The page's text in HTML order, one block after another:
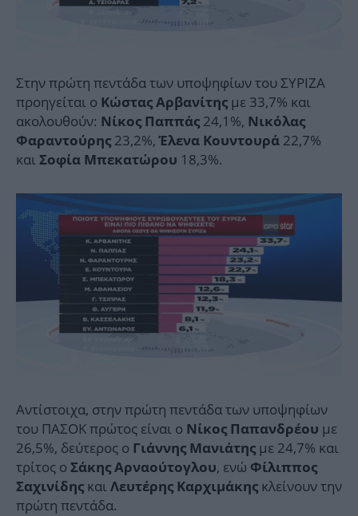
Στην πρώτη πεντάδα των υποψηφίων του ΣΥΡΙΖΑ
προηγείται ο Κώστας Αρβανίτης με 33,7% και
ακολουθούν: Νίκος Παππάς 24,1%, Νικόλας
Φαραντούρης 23,2%,Έλενα Κουντουρά 22,7%
και Σοφία Μπεκατώρου 18,3%.
Αντίστοιχα, στην πρώτη πεντάδα των υποψηφίων
του ΠΑΣΟΚ πρώτος είναι ο Νίκος Παπανδρέου με
26,5%, δεύτερος ο Γιάννης Μανιάτης με 24,7% και
τρίτος ο Σάκης Αρναούτογλου, ενώ Φίλιππος
Σαχινίδης και Λευτέρης Καρχιμάκης κλείνουν την
πρώτη πεντάδα.